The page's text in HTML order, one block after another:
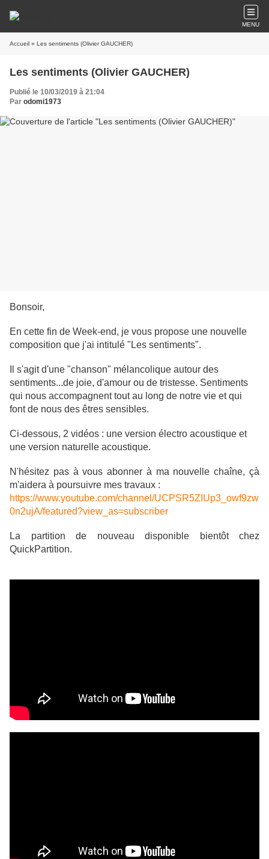
MENU
Accueil » Les sentiments (Olivier GAUCHER)
Les sentiments (Olivier GAUCHER)
Publié le 10/03/2019 à 21:04
Par odomi1973
Bonsoir,
En cette fin de Week-end, je vous propose une nouvelle
composition que j'ai intitulé "Les sentiments".
Il s'agit d'une "chanson" mélancolique autour des
sentiments...de joie, d'amour ou de tristesse. Sentiments
qui nous accompagnent tout au long de notre vie et qui
font de nous des êtres sensibles.
Ci-dessous, 2 vidéos : une version électro acoustique et
une version naturelle acoustique.
N'hésitez pas à vous abonner à ma nouvelle chaîne, çà
m'aidera à poursuivre mes travaux :
https://www.youtube.com/channel/UCPSR5ZIUp3_owf9zw
0n2ujA/featured?view_as=subscriber
La partition de nouveau disponible bientôt chez
QuickPartition.